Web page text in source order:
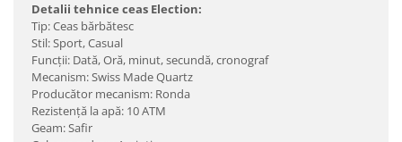
Detalii tehnice ceas Election:
Tip: Ceas bărbătesc
Stil: Sport, Casual
Funcţii: Dată, Oră, minut, secundă, cronograf
Mecanism: Swiss Made Quartz
Producător mecanism: Ronda
Rezistenţă la apă: 10 ATM
Geam: Safir